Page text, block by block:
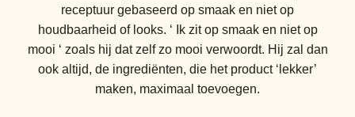
receptuur gebaseerd op smaak en niet op
houdbaarheid of looks. ‘ Ik zit op smaak en niet op
mooi ‘ zoals hij dat zelf zo mooi verwoordt. Hij zal dan
ook altijd, de ingrediënten, die het product ‘lekker’
maken, maximaal toevoegen.